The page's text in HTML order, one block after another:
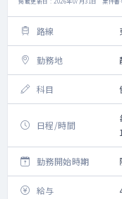
路線
勤務地
科目
日程/時間
勤務開始時期
給与